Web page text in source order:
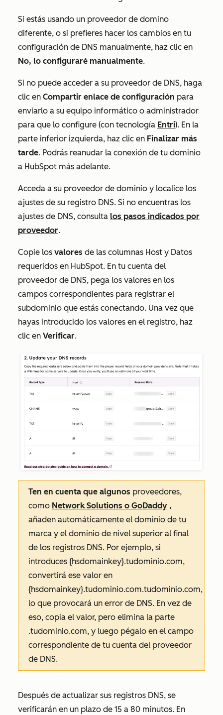
Si estás usando un proveedor de domino
diferente, o si prefieres hacer los cambios en tu
configuración de DNS manualmente, haz clic en
No, lo configuraré manualmente.
Si no puede acceder a su proveedor de DNS, haga
clic en Compartir enlace de configuración para
enviarlo a su equipo informático o administrador
para que lo configure (con tecnología Entri). En la
parte inferior izquierda, haz clic en Finalizar más
tarde. Podrás reanudar la conexión de tu dominio
a HubSpot más adelante.
Acceda a su proveedor de dominio y localice los
ajustes de su registro DNS. Si no encuentras los
ajustes de DNS, consulta los pasos indicados por
proveedor.
Copie los valores de las columnas Host y Datos
requeridos en HubSpot. En tu cuenta del
proveedor de DNS, pega los valores en los
campos correspondientes para registrar el
subdominio que estás conectando. Una vez que
hayas introducido los valores en el registro, haz
clic en Verificar.
Ten en cuenta que algunos proveedores,
como Network Solutions o GoDaddy ,
añaden automáticamente el dominio de tu
marca y el dominio de nivel superior al final
de los registros DNS. Por ejemplo, si
introduces {hsdomainkey}.tudominio.com,
convertirá ese valor en
{hsdomainkey}.tudominio.com.tudominio.com,
lo que provocará un error de DNS. En vez de
eso, copia el valor, pero elimina la parte
.tudominio.com, y luego pégalo en el campo
correspondiente de tu cuenta del proveedor
de DNS.
Después de actualizar sus registros DNS, se
verificarán en un plazo de 15 a 80 minutos. En